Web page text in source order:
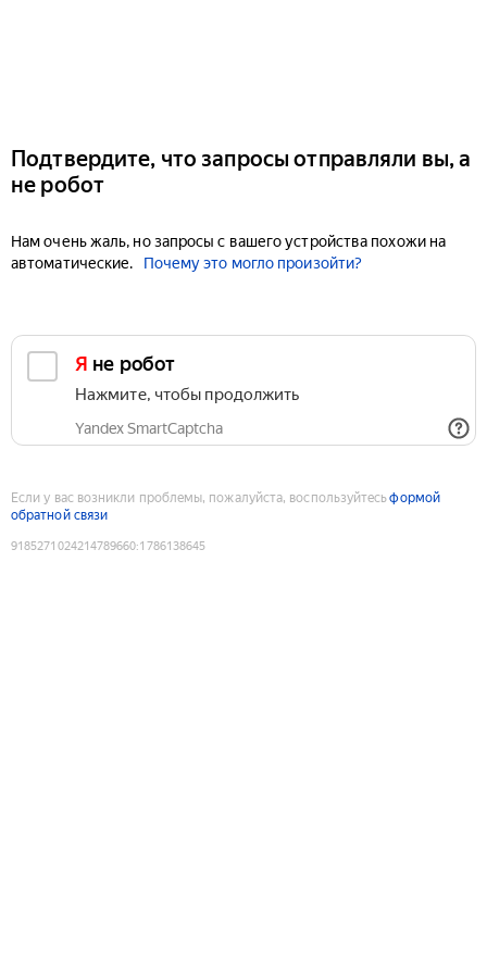
Подтвердите, что запросы отправляли вы, а
не робот
Нам очень жаль, но запросы с вашего устройства похожи на
автоматические.
Почему это могло произойти?
Я не робот
Нажмите, чтобы продолжить
Yandex SmartCaptcha
Если у вас возникли проблемы, пожалуйста, воспользуйтесьформой
обратной связи
9185271024214789660:1786138645